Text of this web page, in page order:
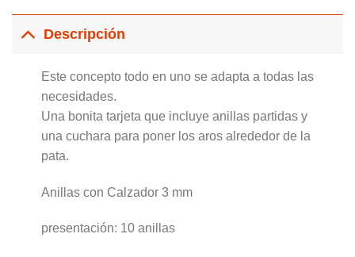
Descripción
Este concepto todo en uno se adapta a todas las
necesidades.
Una bonita tarjeta que incluye anillas partidas y
una cuchara para poner los aros alrededor de la
pata.
Anillas con Calzador 3 mm
presentación: 10 anillas